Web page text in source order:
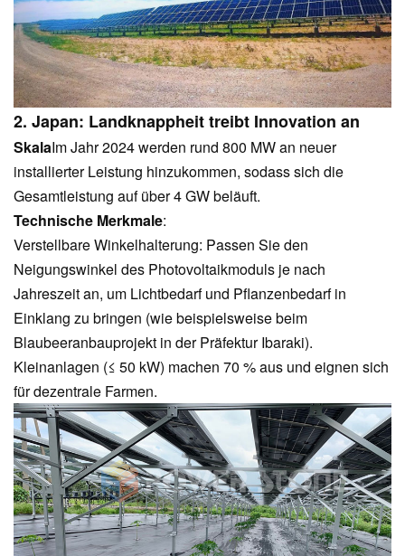
2. Japan: Landknappheit treibt Innovation an
SkalaIm Jahr 2024 werden rund 800 MW an neuer
installierter Leistung hinzukommen, sodass sich die
Gesamtleistung auf über 4 GW beläuft.
Technische Merkmale:
Verstellbare Winkelhalterung: Passen Sie den
Neigungswinkel des Photovoltaikmoduls je nach
Jahreszeit an, um Lichtbedarf und Pflanzenbedarf in
Einklang zu bringen (wie beispielsweise beim
Blaubeeranbauprojekt in der Präfektur Ibaraki).
Kleinanlagen (≤ 50 kW) machen 70 % aus und eignen sich
für dezentrale Farmen.